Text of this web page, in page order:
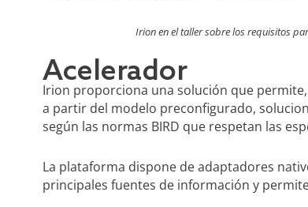
Irion en el taller sobre los requisitos
Acelerador
Irion proporciona una solución que
a partir del modelo preconfigurado,
según las normas BIRD que respetan las
La plataforma dispone de adaptadores
principales fuentes de información y